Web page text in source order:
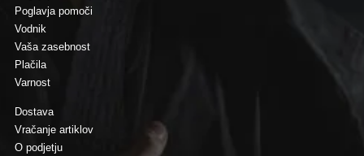
Poglavja pomoči
Vodnik
Vaša zasebnost
Plačila
Varnost
Dostava
Vračanje artiklov
O podjetju